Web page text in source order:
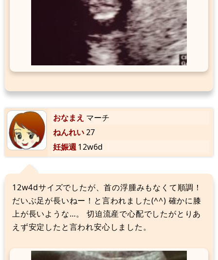
おなまえ マーチ
ねんれい27
妊娠週12w6d
12w4dサイズでしたが、首の浮腫みもなくて順調！
だいぶ足が長いねー！と言われました(^^) 確かに膝
上が長いような…。 切迫流産で心配でしたがとりあ
えず安定したと言われ安心しました。